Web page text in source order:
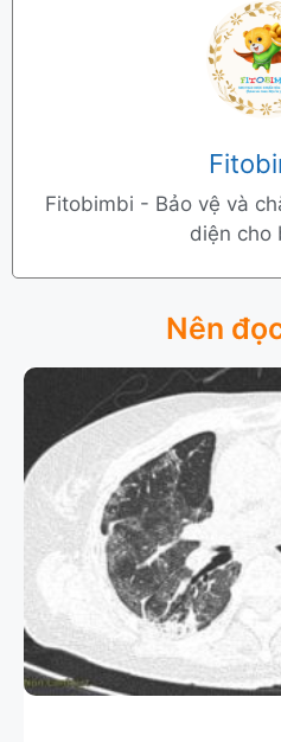
Fitobimbi - Bảo vệ và
diện cho
Nên